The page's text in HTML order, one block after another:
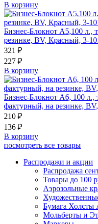
В корзину
Бизнес-Блокнот А5,100 л.,
резинке, BV, Красный, 3-
321 ₽
227 ₽
В корзину
Бизнес-Блокнот А6, 100 л.,
фактурный, на резинке,
210 ₽
136 ₽
В корзину
посмотреть все товары
Распродажи и акции
Распродажа
Товары до 100
Аэрозольные
Бумага Холсты
Мольберты и